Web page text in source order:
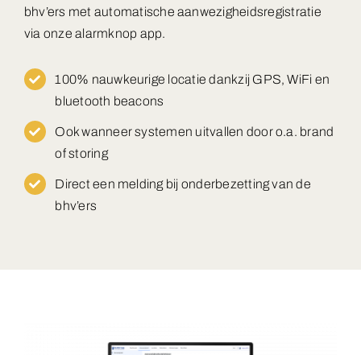
bhv’ers met automatische aanwezigheidsregistratie
via onze alarmknop app.
100% nauwkeurige locatie dankzij GPS, WiFi en
bluetooth beacons
Ook wanneer systemen uitvallen door o.a. brand
of storing
Direct een melding bij onderbezetting van de
bhv’ers